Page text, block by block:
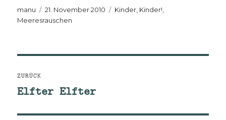
Autor
manu
Veröffentlicht
am
21. November 2010 Kategorien
Kinder, Kinder!
Meeresrauschen
ZURÜCK
Vorheriger
Elfter Elfter